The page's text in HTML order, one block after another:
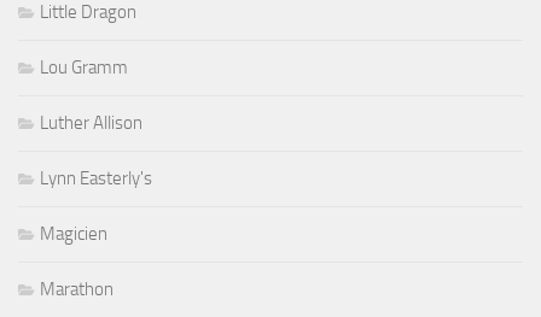
Little Dragon
Lou Gramm
Luther Allison
Lynn Easterly's
Magicien
Marathon